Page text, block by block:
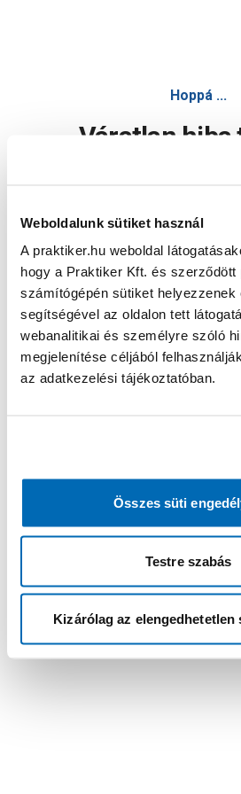
Weboldalunk sütiket használ
A praktiker.hu weboldal
hogy a Praktiker Kft. és szerződött
számítógépén sütiket helyezzenek
segítségével az oldalon tett
webanalitikai és személyre szóló
megjelenítése céljából
az adatkezelési tájékoztatóban.
Összes süti
Testre szabás
Kizárólag az elengedhetetlen
Hoppá ...
Váratlan
Oldal